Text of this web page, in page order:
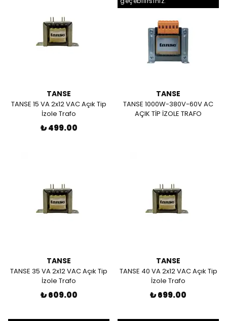
TANSE
TANSE 15 VA 2x12 VAC Açık Tip
İzole Trafo
₺ 499.00
TANSE
TANSE 1000W-380V-60V AC
AÇIK TİP İZOLE TRAFO
TANSE
TANSE 35 VA 2x12 VAC Açık Tip
İzole Trafo
₺ 609.00
TANSE
TANSE 40 VA 2x12 VAC Açık Tip
İzole Trafo
₺ 699.00